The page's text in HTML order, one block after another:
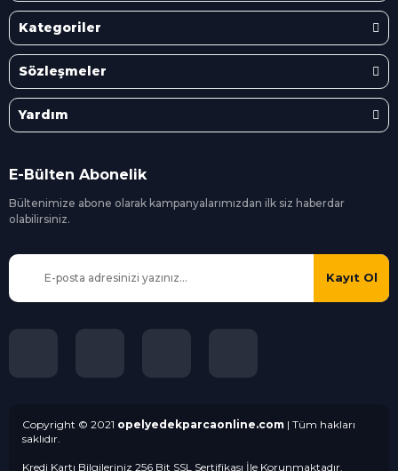
Kategoriler
Sözleşmeler
Yardım
E-Bülten Abonelik
Bültenimize abone olarak kampanyalarımızdan ilk siz haberdar
olabilirsiniz.
Kayıt Ol
Copyright © 2021 opelyedekparcaonline.com | Tüm hakları
saklıdır.
Kredi Kartı Bilgileriniz 256 Bit SSL Sertifikası İle Korunmaktadır.